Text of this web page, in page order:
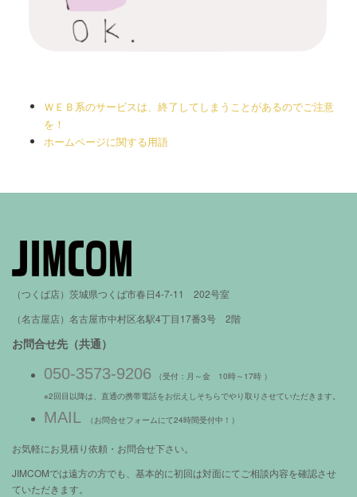
ＷＥＢ系のサービスは、終了してしまうことがあるのでご注意
を！
ホームページに関する用語
（つくば店）茨城県つくば市春日4-7-11 202号室
（名古屋店）名古屋市中村区名駅4丁目17番3号 2階
お問合せ先（共通）
050-3573-9206
（受付：月～金 10時～17時 ）
※2回目以降は、直通の携帯電話をお伝えしそちらでやり取りさせていただきます。
MAIL （お問合せフォームにて24時間受付中！）
お気軽にお見積り依頼・お問合せ下さい。
JIMCOMでは遠方の方でも、基本的に初回は対面にてご相談内容を確認させ
ていただきます。